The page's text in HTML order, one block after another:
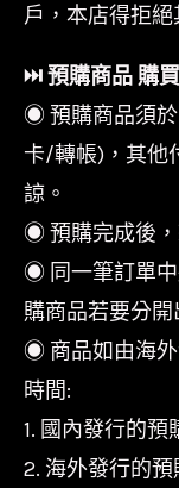
戶，本店得拒絕
⏭︎ 預購商品 購
◉ 預購商品須
卡/轉帳)，其他
諒。
◉ 預購完成後，
◉ 同一筆訂單
購商品若要分開
◉ 商品如由海
時間:
1. 國內發行的預
2. 海外發行的